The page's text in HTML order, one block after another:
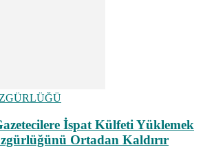
İspat Külfeti Yüklemek
Ortadan Kaldırır